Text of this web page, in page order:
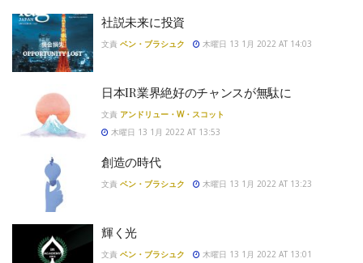
社説未来に投資
文責 ベン・ブラシュク 木曜日 13 1月 2022 AT 14:03
日本IR業界絶好のチャンスが無駄に
文責 アンドリュー・W・スコット
木曜日 13 1月 2022 AT 13:53
創造の時代
文責 ベン・ブラシュク 木曜日 13 1月 2022 AT 13:23
輝く光
文責 ベン・ブラシュク 木曜日 13 1月 2022 AT 13:01